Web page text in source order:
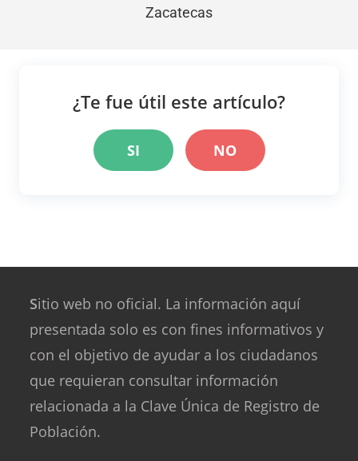
Zacatecas
¿Te fue útil este artículo?
SI NO
Sitio web no oficial. La información aquí
presentada solo es con fines informativos y
con el objetivo de ayudar a los ciudadanos
que requieran consultar información
relacionada a la Clave Única de Registro de
Población.